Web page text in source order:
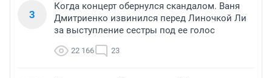
3
Когда концерт обернулся скандалом. Ваня
Дмитриенко извинился перед Линочкой Ли
за выступление сестры под ее голос
22 166 23